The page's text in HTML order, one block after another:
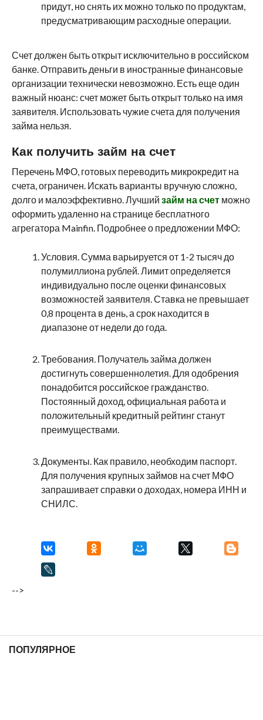
придут, но снять их можно только по продуктам,
предусматривающим расходные операции.
Счет должен быть открыт исключительно в российском
банке. Отправить деньги в иностранные финансовые
организации технически невозможно. Есть еще один
важный нюанс: счет может быть открыт только на имя
заявителя. Использовать чужие счета для получения
займа нельзя.
Как получить займ на счет
Перечень МФО, готовых переводить микрокредит на
счета, ограничен. Искать варианты вручную сложно,
долго и малоэффективно. Лучший займ на счетможно
оформить удаленно на странице бесплатного
агрегатора Mainfin. Подробнее о предложении МФО:
Условия. Сумма варьируется от 1-2 тысяч до
полумиллиона рублей. Лимит определяется
индивидуально после оценки финансовых
возможностей заявителя. Ставка не превышает
0,8 процента в день, а срок находится в
диапазоне от недели до года.
Требования. Получатель займа должен
достигнуть совершеннолетия. Для одобрения
понадобится российское гражданство.
Постоянный доход, официальная работа и
положительный кредитный рейтинг станут
преимуществами.
Документы. Как правило, необходим паспорт.
Для получения крупных займов на счет МФО
запрашивает справки о доходах, номера ИНН и
СНИЛС.
-->
ПОПУЛЯРНОЕ